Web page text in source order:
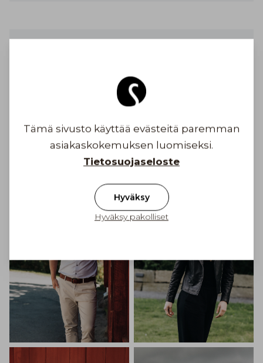
Ilmainen toimitus yli 100 € tilauksiin
Toimituskulu alkaen 6,90 €
Inspiroidu
Tämä sivusto käyttää evästeitä paremman
asiakaskokemuksen luomiseksi.
Tietosuojaseloste
Hyväksy
Hyväksy pakolliset